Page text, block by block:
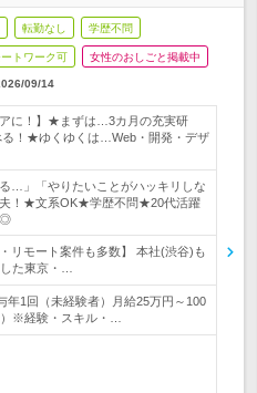
転勤なし 学歴不問
ートワーク可 女性のおしごと掲載中
09/14
アに！】★まずは…3カ月の充実研
る！★ゆくゆくは…Web・開発・デザ
…」「やりたいことがハッキリしな
！★文系OK★学歴不問★20代活躍
◎
リモート案件も多数】 本社(渋谷)も
た東京・…
年1回（未経験者）月給25万円～100
※経験・スキル・…